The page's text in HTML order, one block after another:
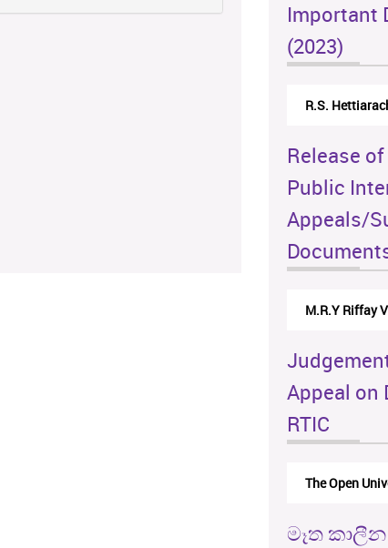
Important
(2023)
R.S.
Release
Public
Appeals/
M.R.Y Riffay
Appeal on
RTIC
The Open
මෑත